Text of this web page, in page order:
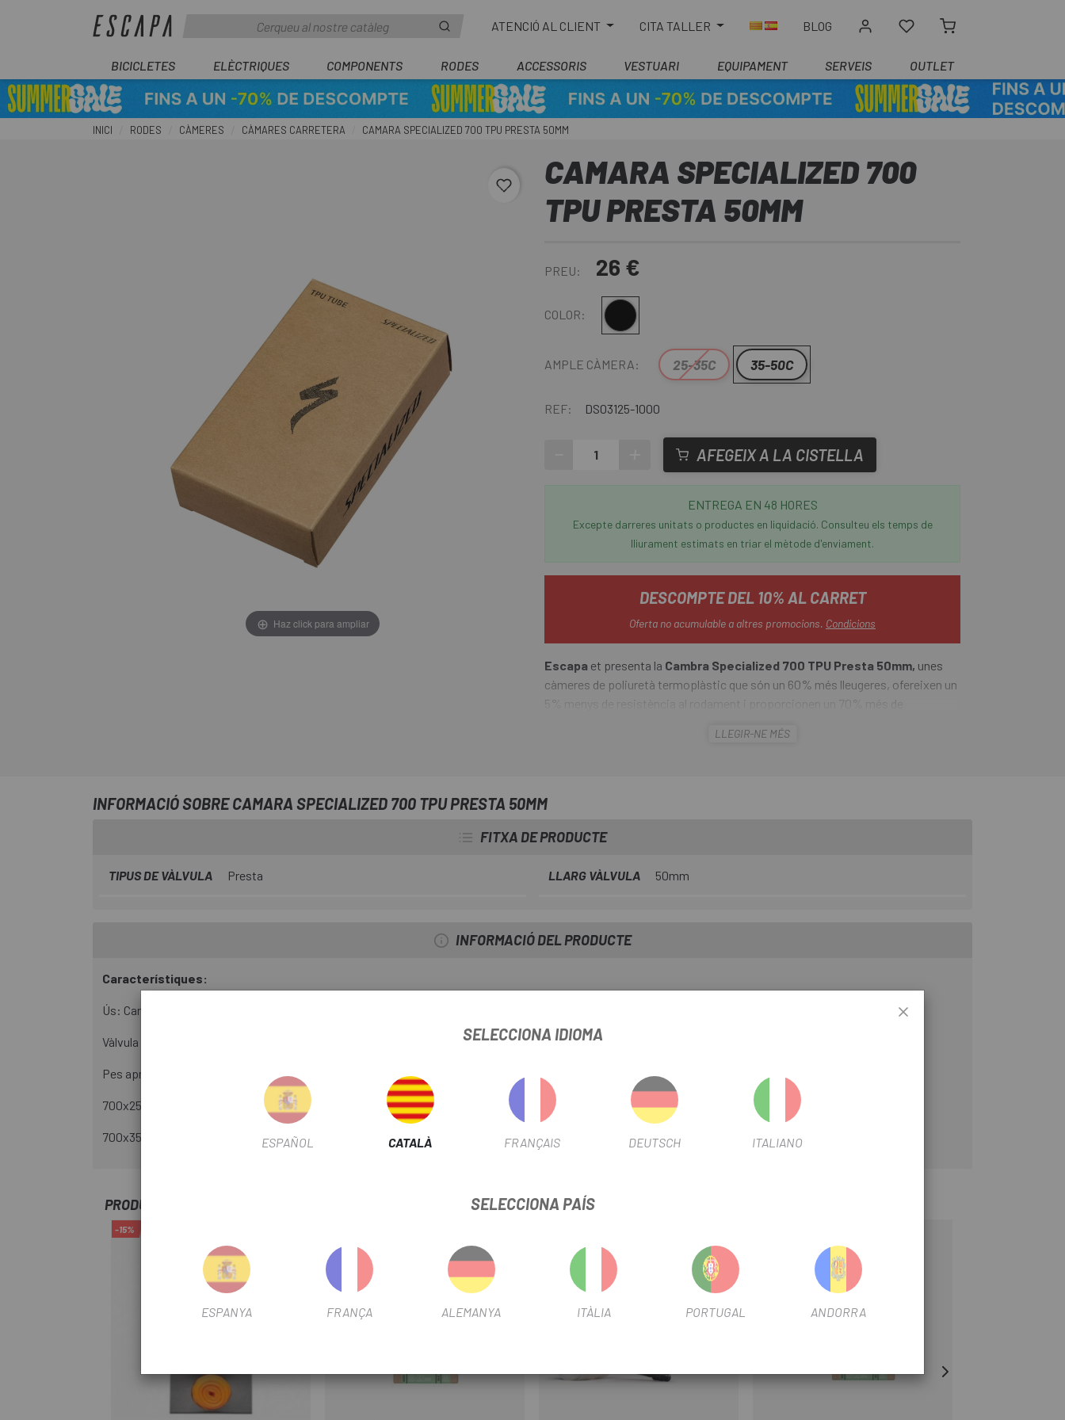
ATENCIÓ AL CLIENT CITA TALLER BLOG
BICICLETES ELÈCTRIQUES COMPONENTS RODES ACCESSORIS VESTUARI EQUIPAMENT SERVEIS OUTLET
INICI RODES CÀMERES CÀMARES CARRETERA CAMARA SPECIALIZED 700 TPU PRESTA 50MM
favorite_border
Haz click para ampliar
CAMARA SPECIALIZED 700
TPU PRESTA 50MM
PREU: 26 €
COLOR: Multi
AMPLE CÀMERA: 25-35C 35-50C
REF: DS03125-1000
AFEGEIX A LA CISTELLA
ENTREGA EN 48 HORES
Excepte darreres unitats o productes en liquidació. Consulteu els temps de
lliurament estimats en triar el mètode d'enviament.
DESCOMPTE DEL 10% AL CARRET
Oferta no acumulable a altres promocions. Condicions
Escapa et presenta la Cambra Specialized 700 TPU Presta 50mm, unes
càmeres de poliuretà termoplàstic que són un 60% més lleugeres, ofereixen un
5% menys de resistència al rodament i proporcionen un 70% més de
d'alumini molt resistent amb obús desmuntable que facilita l'inflat.
LLEGIR-NE MÉS
INFORMACIÓ SOBRE CAMARA SPECIALIZED 700 TPU PRESTA 50MM
FITXA DE PRODUCTE
TIPUS DE VÀLVULA Presta LLARG VÀLVULA 50mm
INFORMACIÓ DEL PRODUCTE
Característiques:
Ús: Carretera i off ‑road
Vàlvula d'alumini amb obús desmuntable
Pes aproximat:
700x25-35c, 50mm, 35g
700x35-50c, 50mm, 45g
PRODUCTOS SIMILARES
-15%
SELECCIONA IDIOMA
ESPAÑOL CATALÀ FRANÇAIS DEUTSCH ITALIANO
SELECCIONA PAÍS
ESPANYA FRANÇA ALEMANYA ITÀLIA PORTUGAL ANDORRA